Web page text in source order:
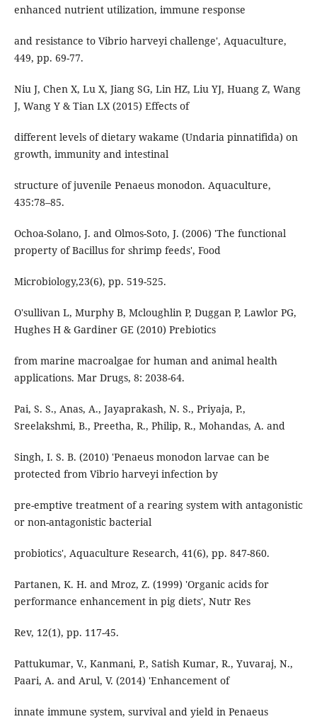
enhanced nutrient utilization, immune response
and resistance to Vibrio harveyi challenge', Aquaculture,
449, pp. 69-77.
Niu J, Chen X, Lu X, Jiang SG, Lin HZ, Liu YJ, Huang Z, Wang
J, Wang Y & Tian LX (2015) Effects of
different levels of dietary wakame (Undaria pinnatifida) on
growth, immunity and intestinal
structure of juvenile Penaeus monodon. Aquaculture,
435:78–85.
Ochoa-Solano, J. and Olmos-Soto, J. (2006) 'The functional
property of Bacillus for shrimp feeds', Food
Microbiology,23(6), pp. 519-525.
O'sullivan L, Murphy B, Mcloughlin P, Duggan P, Lawlor PG,
Hughes H & Gardiner GE (2010) Prebiotics
from marine macroalgae for human and animal health
applications. Mar Drugs, 8: 2038-64.
Pai, S. S., Anas, A., Jayaprakash, N. S., Priyaja, P.,
Sreelakshmi, B., Preetha, R., Philip, R., Mohandas, A. and
Singh, I. S. B. (2010) 'Penaeus monodon larvae can be
protected from Vibrio harveyi infection by
pre-emptive treatment of a rearing system with antagonistic
or non-antagonistic bacterial
probiotics', Aquaculture Research, 41(6), pp. 847-860.
Partanen, K. H. and Mroz, Z. (1999) 'Organic acids for
performance enhancement in pig diets', Nutr Res
Rev, 12(1), pp. 117-45.
Pattukumar, V., Kanmani, P., Satish Kumar, R., Yuvaraj, N.,
Paari, A. and Arul, V. (2014) 'Enhancement of
innate immune system, survival and yield in Penaeus